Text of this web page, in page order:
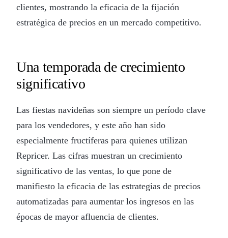
clientes, mostrando la eficacia de la fijación
estratégica de precios en un mercado competitivo.
Una temporada de crecimiento
significativo
Las fiestas navideñas son siempre un período clave
para los vendedores, y este año han sido
especialmente fructíferas para quienes utilizan
Repricer. Las cifras muestran un crecimiento
significativo de las ventas, lo que pone de
manifiesto la eficacia de las estrategias de precios
automatizadas para aumentar los ingresos en las
épocas de mayor afluencia de clientes.